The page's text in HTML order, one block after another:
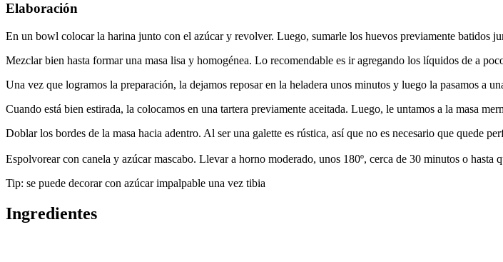
Elaboración
En un bowl colocar la harina junto con el azúcar y revolver. Luego, sumarle los huevos previamente batidos
Mezclar bien hasta formar una masa lisa y homogénea. Lo recomendable es ir agregando los líquidos de a
Una vez que logramos la preparación, la dejamos reposar en la heladera unos minutos y luego la pasamos a
Cuando está bien estirada, la colocamos en una tartera previamente aceitada. Luego, le untamos a la masa
Doblar los bordes de la masa hacia adentro. Al ser una galette es rústica, así que no es necesario que quede
Espolvorear con canela y azúcar mascabo. Llevar a horno moderado, unos 180º, cerca de 30 minutos o hasta
Tip: se puede decorar con azúcar impalpable una vez tibia
Ingredientes